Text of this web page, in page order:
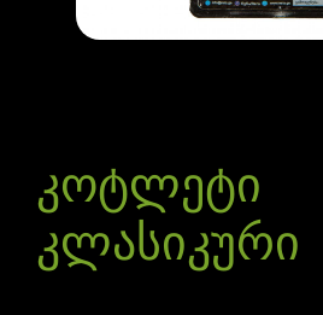
კოტლეტი
კლასიკური